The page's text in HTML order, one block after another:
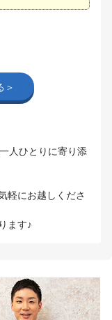
＞
人ひとりに寄り添
軽にお越しくださ
ます♪